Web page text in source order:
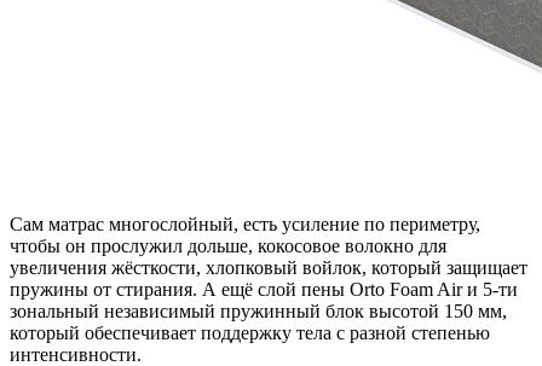
Сам матрас многослойный, есть усиление по периметру,
чтобы он прослужил дольше, кокосовое волокно для
увеличения жёсткости, хлопковый войлок, который защищает
пружины от стирания. А ещё слой пены Orto Foam Air и 5-ти
зональный независимый пружинный блок высотой 150 мм,
который обеспечивает поддержку тела с разной степенью
интенсивности.